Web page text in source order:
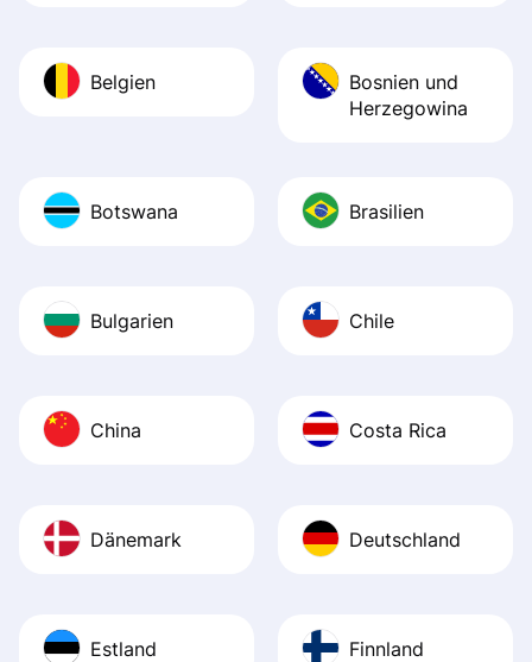
Belgien
Bosnien und
Herzegowina
Botswana Brasilien
Bulgarien Chile
China Costa Rica
Dänemark Deutschland
Estland Finnland